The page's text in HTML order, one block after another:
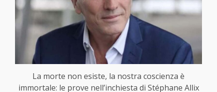
La morte non esiste, la nostra coscienza è
immortale: le prove nell’inchiesta di Stéphane Allix